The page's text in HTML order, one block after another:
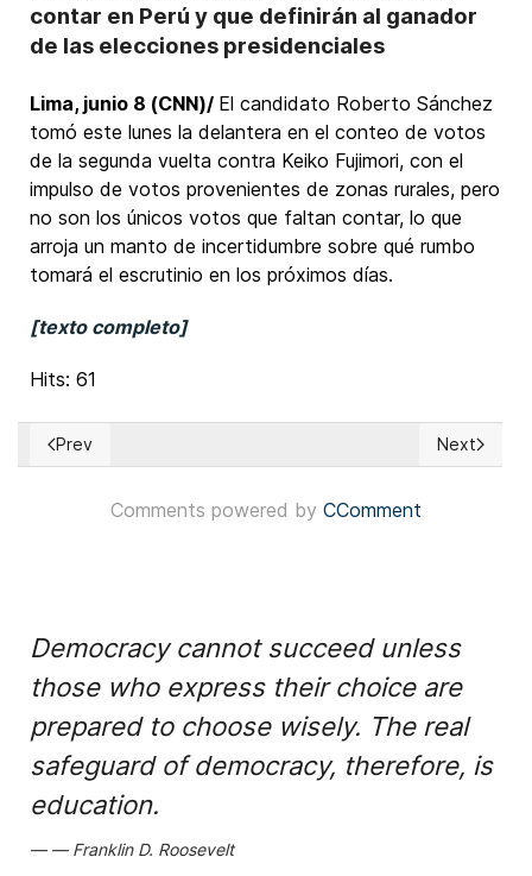
contar en Perú y que definirán al ganador
de las elecciones presidenciales
Lima, junio 8 (CNN)/ El candidato Roberto Sánchez
tomó este lunes la delantera en el conteo de votos
de la segunda vuelta contra Keiko Fujimori, con el
impulso de votos provenientes de zonas rurales, pero
no son los únicos votos que faltan contar, lo que
arroja un manto de incertidumbre sobre qué rumbo
tomará el escrutinio en los próximos días.
[texto completo]
Hits: 61
Previous article: América Latina: Nayib Bukele, Claudia
Prev Next
Next
Comments powered by CComment
Democracy cannot succeed unless
those who express their choice are
prepared to choose wisely. The real
safeguard of democracy, therefore, is
education.
Franklin D. Roosevelt